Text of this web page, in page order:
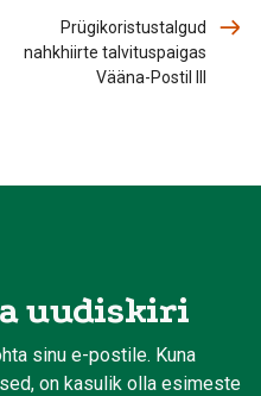
Prügikoristustalgud
nahkhiirte talvituspaigas
Vääna-Postil III
uudiskiri
sinu e-postile. Kuna
on kasulik olla esimeste